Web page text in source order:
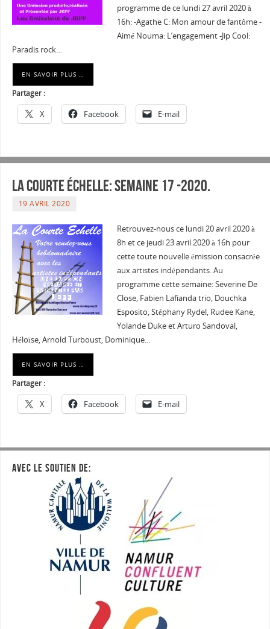
programme de ce lundi 27 avril 2020 à
16h: -Agathe C: Mon amour de fantôme -
Aimé Nouma: L’engagement -Jip Cool:
Paradis rock…
EN SAVOIR PLUS …
Partager :
X Facebook E-mail
La courte échelle: semaine 17 -2020.
19 AVRIL 2020
Retrouvez-nous ce lundi 20 avril 2020 à
8h et ce jeudi 23 avril 2020 à 16h pour
cette toute nouvelle émission consacrée
aux artistes indépendants. Au
programme cette semaine: Severine De
Close, Fabien Lafianda trio, Douchka
Esposito, Stéphany Rydel, Rudee Kane,
Yolande Duke et Arturo Sandoval,
Héloïse, Arnold Turboust, Dominique…
EN SAVOIR PLUS …
Partager :
X Facebook E-mail
AVEC LE SOUTIEN DE: